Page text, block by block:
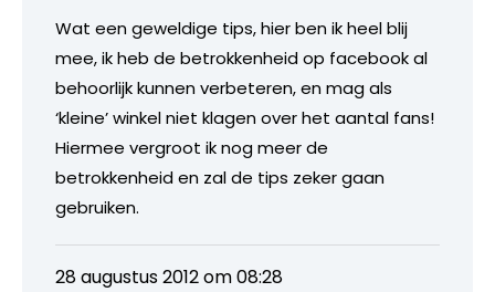
Wat een geweldige tips, hier ben ik heel blij
mee, ik heb de betrokkenheid op facebook al
behoorlijk kunnen verbeteren, en mag als
‘kleine’ winkel niet klagen over het aantal fans!
Hiermee vergroot ik nog meer de
betrokkenheid en zal de tips zeker gaan
gebruiken.
28 augustus 2012 om 08:28